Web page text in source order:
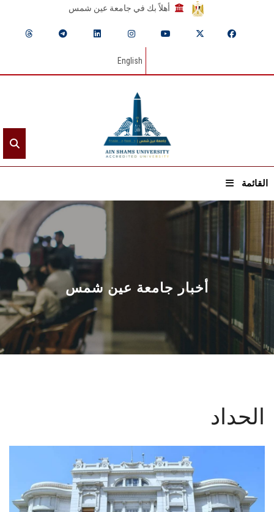
أهلاً بك في جامعة عين شمس
English
القائمة
الرئيسيـة
عن الجامعة
القطاعـات
الشئون الأكاديمية
البحث العلمي
الإعلام
أخبار جامعة عين شمس
الحداد